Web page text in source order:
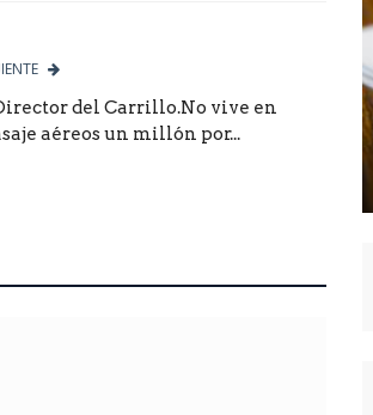
del Carrillo.No vive en
aéreos un millón por...